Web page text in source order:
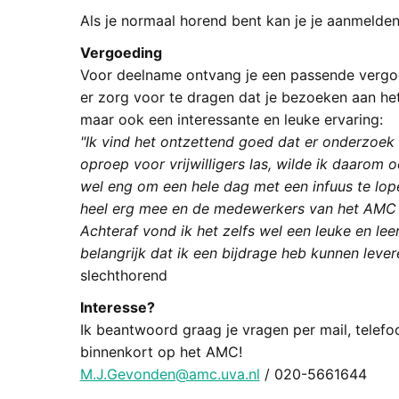
Als je normaal horend bent kan je je
Vergoeding
Voor deelname ontvang je een passende
er zorg voor te dragen dat je bezoeken aan
maar ook een interessante en leuke ervaring:
"Ik vind het ontzettend goed dat er
oproep voor vrijwilligers las, wilde ik daarom
wel eng om een hele dag met een infuus te
heel erg mee en de medewerkers van het
Achteraf vond ik het zelfs wel een leuke en
belangrijk dat ik een bijdrage heb kunnen
slechthorend
Interesse?
Ik beantwoord graag je vragen per mail,
binnenkort op het AMC!
M.J.Gevonden@amc.uva.nl / 020-5661644